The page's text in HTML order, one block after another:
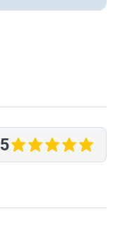
5